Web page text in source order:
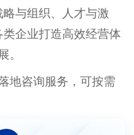
与组织、人才与激
企业打造高效经营体
。
地咨询服务，可按需